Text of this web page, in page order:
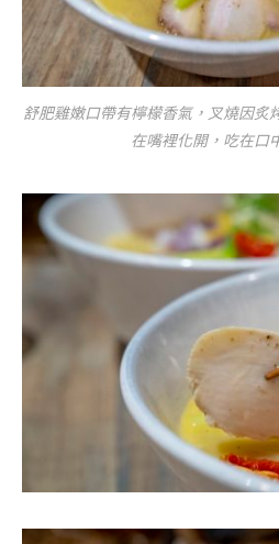
舒肥雞嫩口帶有檸檬香氣，叉燒因炙
在嘴裡化開，吃在口